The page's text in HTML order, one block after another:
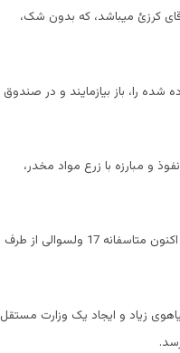
کرزئ میباشد، که بدون شک،
را، باز بیازمایند و در صندوق
و مبارزه با زرع مواد مخدر،
در آغاز حکومت انتقالی، هیچ ساحه ای از ادارات محلی در دست طالبان نبود، ولی اکنون متاسفانه 17 ولسوالی از طرف
ولی اکنون با وجود هیاهوی زیاد و ایجاد یک وزارت مستقل